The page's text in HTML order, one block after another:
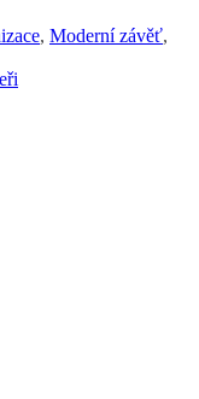
, Moderní závěť,